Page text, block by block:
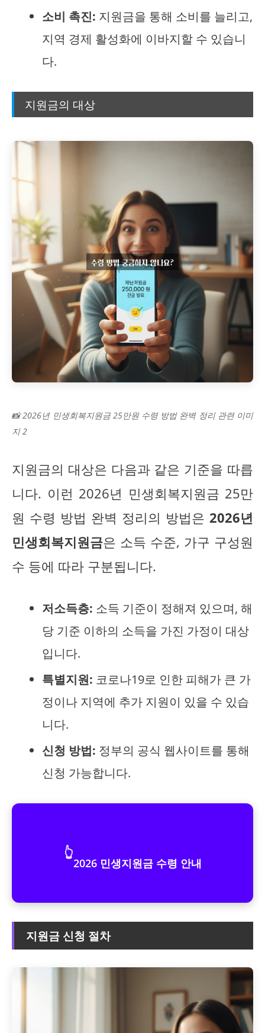
소비 촉진: 지원금을 통해 소비를 늘리고,
지역 경제 활성화에 이바지할 수 있습니
다.
지원금의 대상
📸 2026년 민생회복지원금 25만원 수령 방법 완벽 정리 관련 이미
지 2
지원금의 대상은 다음과 같은 기준을 따릅
니다. 이런 2026년 민생회복지원금 25만
원 수령 방법 완벽 정리의 방법은 2026년
민생회복지원금은 소득 수준, 가구 구성원
수 등에 따라 구분됩니다.
저소득층: 소득 기준이 정해져 있으며, 해
당 기준 이하의 소득을 가진 가정이 대상
입니다.
특별지원: 코로나19로 인한 피해가 큰 가
정이나 지역에 추가 지원이 있을 수 있습
니다.
신청 방법: 정부의 공식 웹사이트를 통해
신청 가능합니다.
👆
2026 민생지원금 수령 안내
지원금 신청 절차